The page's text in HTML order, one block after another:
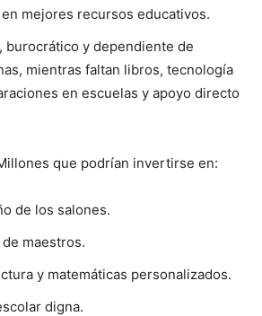
mejores recursos educativos.
burocrático y dependiente de
mientras faltan libros, tecnología
en escuelas y apoyo directo
que podrían invertirse en:
de los salones.
maestros.
y matemáticas personalizados.
digna.